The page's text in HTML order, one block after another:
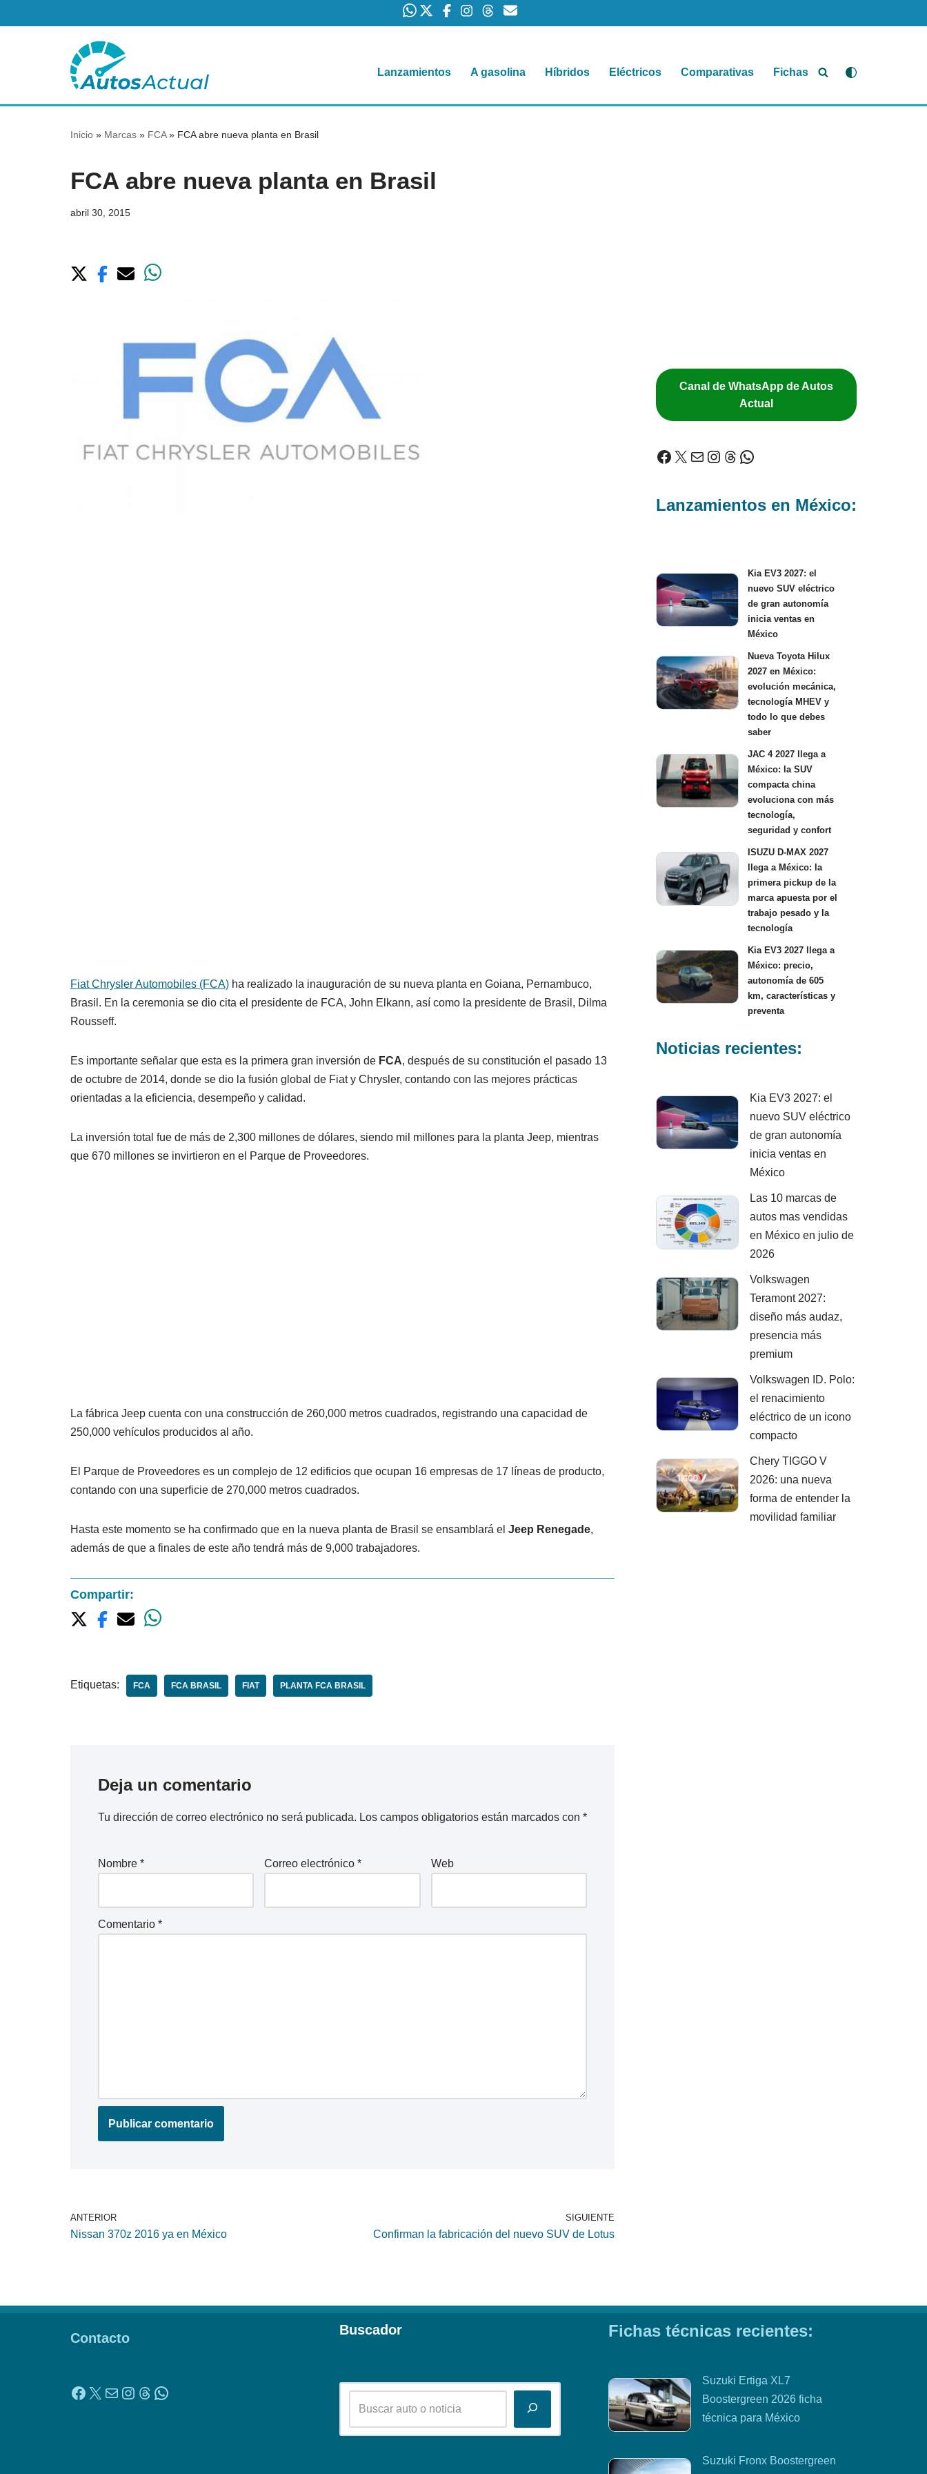
contenido
Lanzamientos A gasolina Híbridos Eléctricos Comparativas Fichas
Inicio » Marcas » FCA» FCA abre nueva planta en Brasil
FCA abre nueva planta en Brasil
abril 30, 2015
Fiat Chrysler Automobiles (FCA) ha realizado la inauguración de su nueva planta en Goiana, Pernambuco,
Brasil. En la ceremonia se dio cita el presidente de FCA, John Elkann, así como la presidente de Brasil, Dilma
Rousseff.
Es importante señalar que esta es la primera gran inversión de FCA, después de su constitución el pasado 13
de octubre de 2014, donde se dio la fusión global de Fiat y Chrysler, contando con las mejores prácticas
orientadas a la eficiencia, desempeño y calidad.
La inversión total fue de más de 2,300 millones de dólares, siendo mil millones para la planta Jeep, mientras
que 670 millones se invirtieron en el Parque de Proveedores.
La fábrica Jeep cuenta con una construcción de 260,000 metros cuadrados, registrando una capacidad de
250,000 vehículos producidos al año.
El Parque de Proveedores es un complejo de 12 edificios que ocupan 16 empresas de 17 líneas de producto,
contando con una superficie de 270,000 metros cuadrados.
Hasta este momento se ha confirmado que en la nueva planta de Brasil se ensamblará el Jeep Renegade,
además de que a finales de este año tendrá más de 9,000 trabajadores.
Compartir:
Etiquetas: FCA FCA BRASIL FIAT PLANTA FCA BRASIL
Deja un comentario
Tu dirección de correo electrónico no será publicada. Los campos obligatorios están marcados con *
Nombre * Correo electrónico* Web
Comentario *
ANTERIOR
Nissan 370z 2016 ya en México
SIGUIENTE
Confirman la fabricación del nuevo SUV de Lotus
Canal de WhatsApp de Autos
Actual
Lanzamientos en México:
Kia EV3 2027: el
nuevo SUV eléctrico
de gran autonomía
inicia ventas en
México
Nueva Toyota Hilux
2027 en México:
evolución mecánica,
tecnología MHEV y
todo lo que debes
saber
JAC 4 2027 llega a
México: la SUV
compacta china
evoluciona con más
tecnología,
seguridad y confort
ISUZU D-MAX 2027
llega a México: la
primera pickup de la
marca apuesta por el
trabajo pesado y la
tecnología
Kia EV3 2027 llega a
México: precio,
autonomía de 605
km, características y
preventa
Noticias recientes:
Kia EV3 2027: el
nuevo SUV eléctrico
de gran autonomía
inicia ventas en
México
Las 10 marcas de
autos mas vendidas
en México en julio de
2026
Volkswagen
Teramont 2027:
diseño más audaz,
presencia más
premium
Volkswagen ID. Polo:
el renacimiento
eléctrico de un icono
compacto
Chery TIGGO V
2026: una nueva
forma de entender la
movilidad familiar
Contacto
Buscador Fichas técnicas recientes:
Suzuki Ertiga XL7
Boostergreen 2026 ficha
técnica para México
Suzuki Fronx Boostergreen